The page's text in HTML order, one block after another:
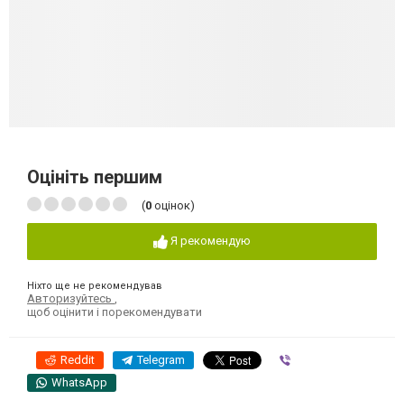
Оцініть першим
(0 оцінок)
Я рекомендую
Ніхто ще не рекомендував
Авторизуйтесь
щоб оцінити і порекомендувати
Reddit Telegram
WhatsApp